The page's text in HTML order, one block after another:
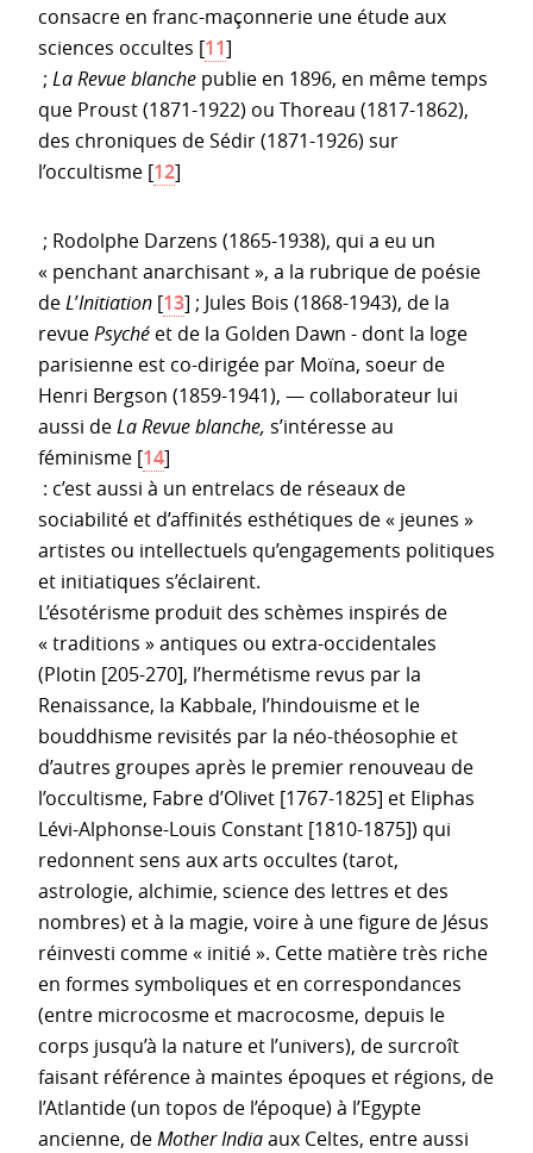
consacre en franc-maçonnerie une étude aux
sciences occultes [11]
; La Revue blanche publie en 1896, en même temps
que Proust (1871-1922) ou Thoreau (1817-1862),
des chroniques de Sédir (1871-1926) sur
l’occultisme [12]
; Rodolphe Darzens (1865-1938), qui a eu un
« penchant anarchisant », a la rubrique de poésie
deL’Initiation [13] ; Jules Bois (1868-1943), de la
revuePsyché et de la Golden Dawn - dont la loge
parisienne est co-dirigée par Moïna, soeur de
Henri Bergson (1859-1941), — collaborateur lui
aussi deLa Revue blanche, s’intéresse au
féminisme [14]
: c’est aussi à un entrelacs de réseaux de
sociabilité et d’affinités esthétiques de « jeunes »
artistes ou intellectuels qu’engagements politiques
et initiatiques s’éclairent.
L’ésotérisme produit des schèmes inspirés de
« traditions » antiques ou extra-occidentales
(Plotin [205-270], l’hermétisme revus par la
Renaissance, la Kabbale, l’hindouisme et le
bouddhisme revisités par la néo-théosophie et
d’autres groupes après le premier renouveau de
l’occultisme, Fabre d’Olivet [1767-1825] et Eliphas
Lévi-Alphonse-Louis Constant [1810-1875]) qui
redonnent sens aux arts occultes (tarot,
astrologie, alchimie, science des lettres et des
nombres) et à la magie, voire à une figure de Jésus
réinvesti comme « initié ». Cette matière très riche
en formes symboliques et en correspondances
(entre microcosme et macrocosme, depuis le
corps jusqu’à la nature et l’univers), de surcroît
faisant référence à maintes époques et régions, de
l’Atlantide (un topos de l’époque) à l’Egypte
ancienne, deMother Indiaaux Celtes, entre aussi